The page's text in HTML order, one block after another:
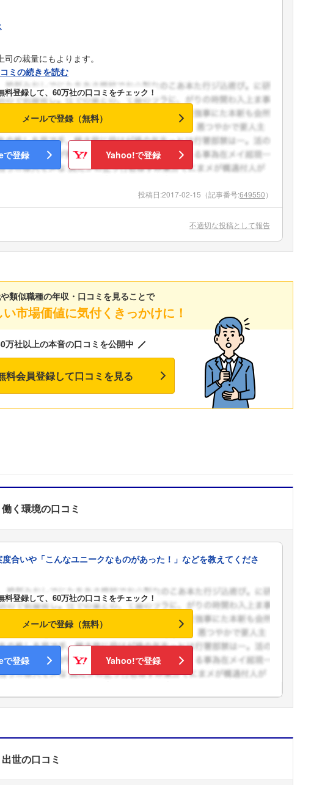
こちらの企業もフォローしませんか？
の裁量にもよります。
ミの続きを読む
料登録して、60万社の口コミをチェック！
メールで登録（無料）
登録 Yahoo!で登録
投稿日:2017-02-15 （記事番号:649550）
不適切な投稿として報告
類似職種の年収・口コミを見ることで
市場価値に気付くきっかけに！
万社以上の本音の口コミを公開中
料会員登録して口コミを見る
働く環境の口コミ
合いや「こんなユニークなものがあった！」などを教えてくださ
料登録して、60万社の口コミをチェック！
メールで登録（無料）
登録 Yahoo!で登録
出世の口コミ